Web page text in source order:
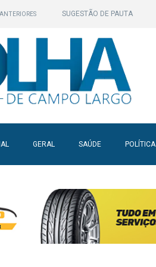
ANTERIORES SUGESTÃO DE PAUTA
GERAL SAÚDE POLÍTICA